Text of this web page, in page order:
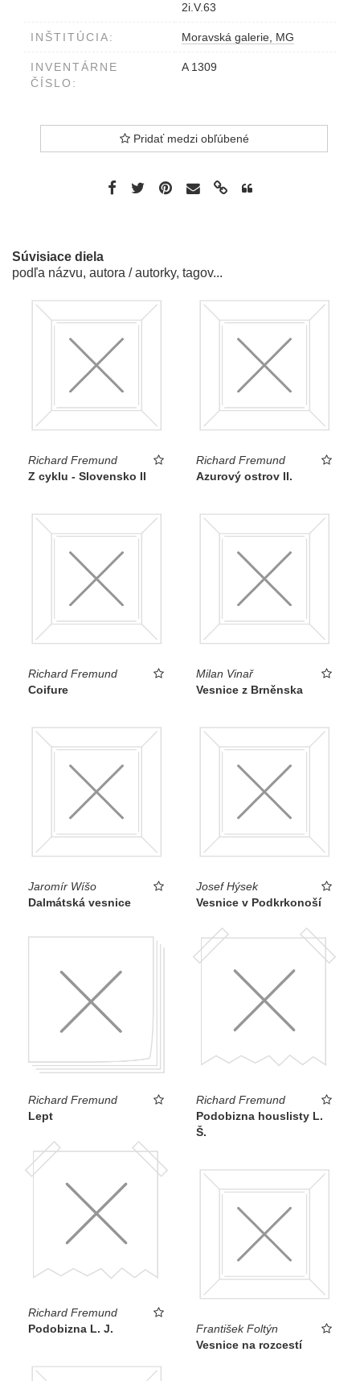
2i.V.63
INŠTITÚCIA: Moravská galerie, MG
INVENTÁRNE
ČÍSLO:
A 1309
Pridať medzi obľúbené
Súvisiace diela
podľa názvu, autora / autorky, tagov...
Richard Fremund
Z cyklu - Slovensko II
Richard Fremund
Azurový ostrov II.
Richard Fremund
Coifure
Milan Vinař
Vesnice z Brněnska
Jaromír Wíšo
Dalmátská vesnice
Josef Hýsek
Vesnice v Podkrkonoší
Richard Fremund
Lept
Richard Fremund
Podobizna houslisty L.
Š.
Richard Fremund
Podobizna L. J.
František Foltýn
Vesnice na rozcestí